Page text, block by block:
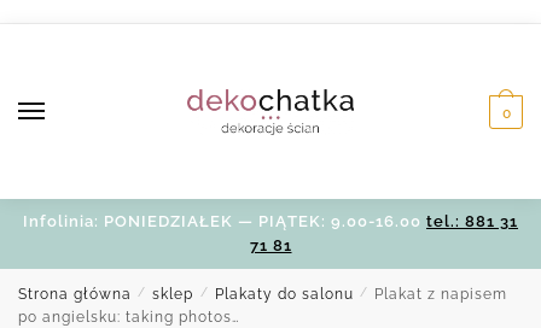
0
Infolinia: PONIEDZIAŁEK — PIĄTEK: 9.00-16.00 tel.: 881 31
71 81
Strona główna / sklep / Plakaty do salonu /
Plakat z napisem
po angielsku: taking photos…